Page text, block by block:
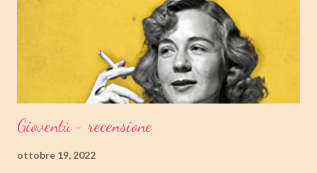
madre, Margaret, una poetessa di origini cinesi, li ha abbandonati
quando lui aveva solo nove anni in circostanze misteriose, dopo
che una sua poesi...
Gioventù - recensione
ottobre 19, 2022